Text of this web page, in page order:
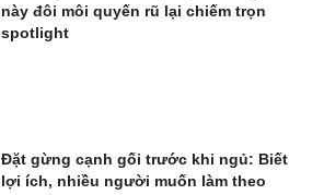
này đôi môi quyến rũ lại chiếm trọn
spotlight
Đặt gừng cạnh gối trước khi ngủ: Biết
lợi ích, nhiều người muốn làm theo